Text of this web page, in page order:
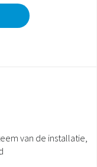
van de installatie,